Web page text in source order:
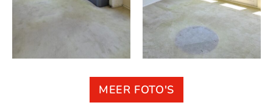
MEER FOTO'S